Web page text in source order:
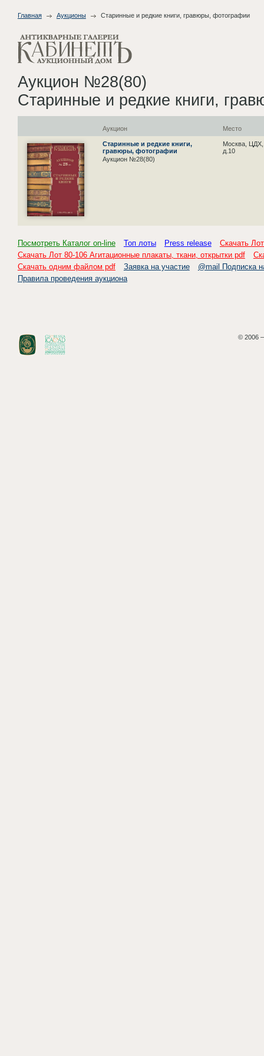
Главная Аукционы Старинные и редкие книги, гравюры, фотографии
Аукцион №28(80)
Старинные и редкие книги,
Аукцион Место
Старинные и редкие книги,
гравюры, фотографии
Аукцион №28(80)
Москва,
д.10
Посмотреть Каталог on-line Топ лоты Press release
Скачать
Скачать Лот 80-106 Агитационные плакаты, ткани, открытки pdf
Скачать одним файлом pdf
Заявка на участие
@mail Подписка
Правила проведения аукциона
© 2006